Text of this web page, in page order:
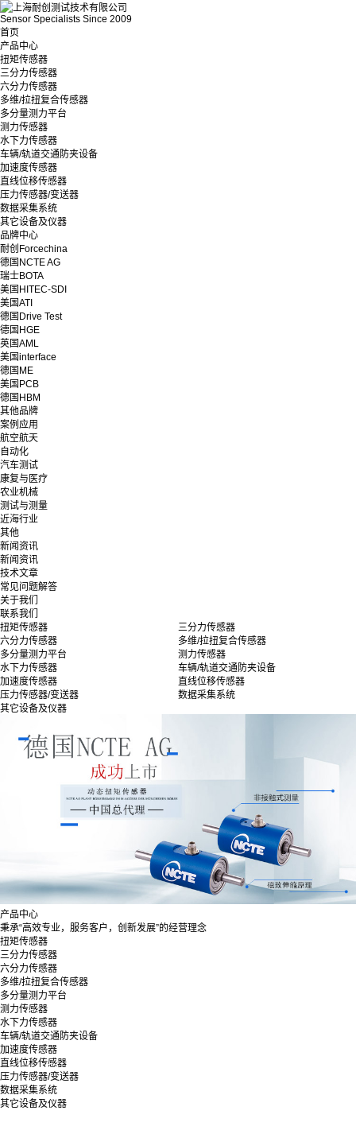
Sensor Specialists Since 2009
首页
产品中心
扭矩传感器
三分力传感器
六分力传感器
多维/拉扭复合传感器
多分量测力平台
测力传感器
水下力传感器
车辆/轨道交通防夹设备
加速度传感器
直线位移传感器
压力传感器/变送器
数据采集系统
其它设备及仪器
品牌中心
耐创Forcechina
德国NCTE AG
瑞士BOTA
美国HITEC-SDI
美国ATI
德国Drive Test
德国HGE
英国AML
美国interface
德国ME
美国PCB
德国HBM
其他品牌
案例应用
航空航天
自动化
汽车测试
康复与医疗
农业机械
测试与测量
近海行业
其他
新闻资讯
新闻资讯
技术文章
常见问题解答
关于我们
联系我们
扭矩传感器
三分力传感器
六分力传感器
多维/拉扭复合传感器
多分量测力平台
测力传感器
水下力传感器
车辆/轨道交通防夹设备
加速度传感器
直线位移传感器
压力传感器/变送器
数据采集系统
其它设备及仪器
产品中心
秉承“高效专业，服务客户，创新发展”的经营理念
扭矩传感器
三分力传感器
六分力传感器
多维/拉扭复合传感器
多分量测力平台
测力传感器
水下力传感器
车辆/轨道交通防夹设备
加速度传感器
直线位移传感器
压力传感器/变送器
数据采集系统
其它设备及仪器